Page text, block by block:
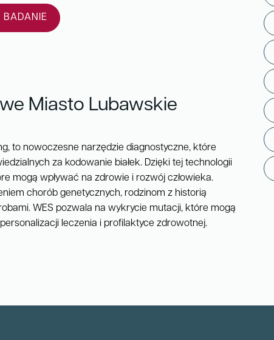
Miasto Lubawskie
to nowoczesne narzędzie diagnostyczne, które
za kodowanie białek. Dzięki tej technologii
mogą wpływać na zdrowie i rozwój człowieka.
chorób genetycznych, rodzinom z historią
WES pozwala na wykrycie mutacji, które mogą
leczenia i profilaktyce zdrowotnej.